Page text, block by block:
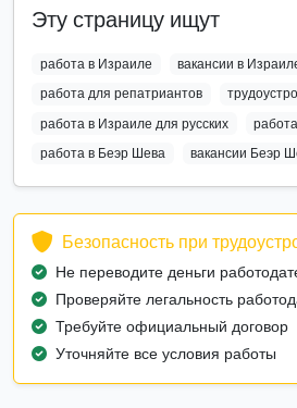
Эту страницу ищут
работа в Израиле
вакансии в
работа для репатриантов
работа в Израиле для русских
работа в Беэр Шева
вакансии Беэр
Безопасность при
Не переводите деньги
Проверяйте легальность
Требуйте официальный договор
Уточняйте все условия работы